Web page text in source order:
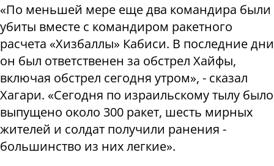
«По меньшей мере еще два командира были
убиты вместе с командиром ракетного
расчета «Хизбаллы» Кабиси. В последние дни
он был ответственен за обстрел Хайфы,
включая обстрел сегодня утром», - сказал
Хагари. «Сегодня по израильскому тылу было
выпущено около 300 ракет, шесть мирных
жителей и солдат получили ранения -
большинство из них легкие».